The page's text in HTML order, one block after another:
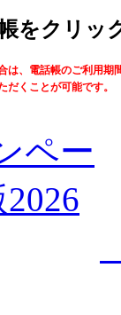
をクリッ
は、電話帳のご利用期
くことが可能です。